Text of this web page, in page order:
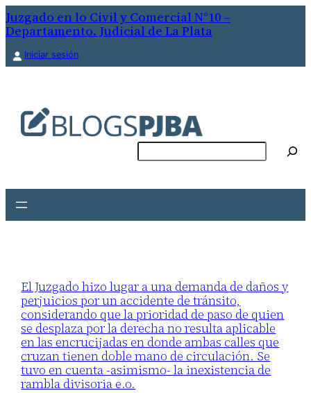
Juzgado en lo Civil y Comercial N°10 –
Departamento. Judicial de La Plata
Iniciar sesión
El Juzgado hizo lugar a una demanda de daños y
perjuicios por un accidente de tránsito,
considerando que la prioridad de paso de quien
se desplaza por la derecha no resulta aplicable
en las encrucijadas en donde ambas calles que
cruzan tienen doble mano de circulación. Se
tuvo en cuenta -asimismo- la inexistencia de
rambla divisoria e.o.